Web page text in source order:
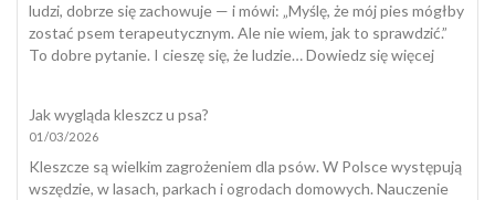
ludzi, dobrze się zachowuje — i mówi: „Myślę, że mój pies mógłby
zostać psem terapeutycznym. Ale nie wiem, jak to sprawdzić.”
To dobre pytanie. I cieszę się, że ludzie…Dowiedz się więcej:
pies
nadaje
Jak wygląda kleszcz u psa?
01/03/2026
Kleszcze są wielkim zagrożeniem dla psów. W Polsce występują
wszędzie, w lasach, parkach i ogrodach domowych. Nauczenie